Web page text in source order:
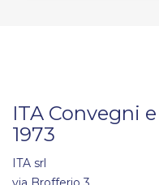
ITA Convegni
1973
ITA srl